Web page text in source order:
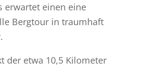
erwartet einen eine
Bergtour in traumhaft
der etwa 10,5 Kilometer